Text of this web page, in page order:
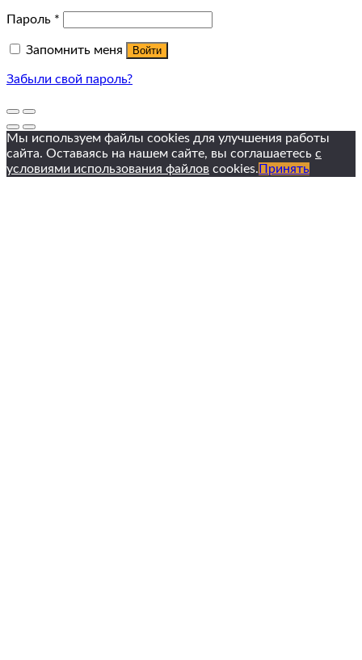
Пароль *
Запомнить меня Войти
Забыли свой пароль?
Мы используем файлы cookies для улучшения работы
сайта. Оставаясь на нашем сайте, вы соглашаетесь с
условиями использования файлов cookies. Принять